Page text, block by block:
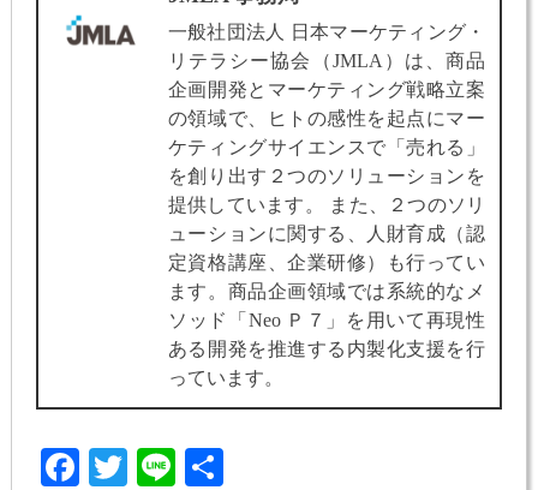
一般社団法人 日本マーケティング・
リテラシー協会（JMLA）は、商品
企画開発とマーケティング戦略立案
の領域で、ヒトの感性を起点にマー
ケティングサイエンスで「売れる」
を創り出す２つのソリューションを
提供しています。 また、２つのソリ
ューションに関する、人財育成（認
定資格講座、企業研修）も行ってい
ます。商品企画領域では系統的なメ
ソッド「Neo Ｐ７」を用いて再現性
ある開発を推進する内製化支援を行
っています。
Facebook
Twitter
Line